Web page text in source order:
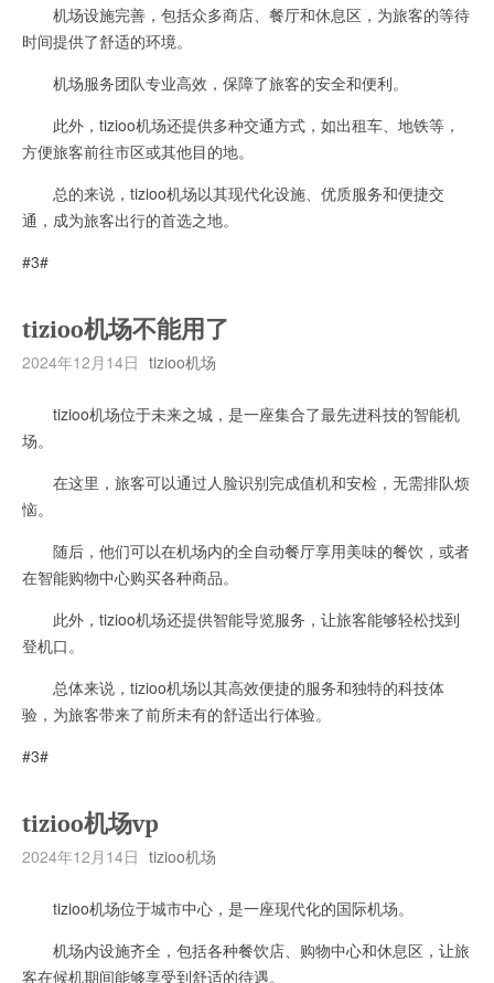
机场设施完善，包括众多商店、餐厅和休息区，为旅客的等待
时间提供了舒适的环境。
机场服务团队专业高效，保障了旅客的安全和便利。
此外，tizioo机场还提供多种交通方式，如出租车、地铁等，
方便旅客前往市区或其他目的地。
总的来说，tizioo机场以其现代化设施、优质服务和便捷交
通，成为旅客出行的首选之地。
#3#
tizioo机场不能用了
2024年12月14日 tizioo机场
tizioo机场位于未来之城，是一座集合了最先进科技的智能机
场。
在这里，旅客可以通过人脸识别完成值机和安检，无需排队烦
恼。
随后，他们可以在机场内的全自动餐厅享用美味的餐饮，或者
在智能购物中心购买各种商品。
此外，tizioo机场还提供智能导览服务，让旅客能够轻松找到
登机口。
总体来说，tizioo机场以其高效便捷的服务和独特的科技体
验，为旅客带来了前所未有的舒适出行体验。
#3#
tizioo机场vp
2024年12月14日 tizioo机场
tizioo机场位于城市中心，是一座现代化的国际机场。
机场内设施齐全，包括各种餐饮店、购物中心和休息区，让旅
客在候机期间能够享受到舒适的待遇。